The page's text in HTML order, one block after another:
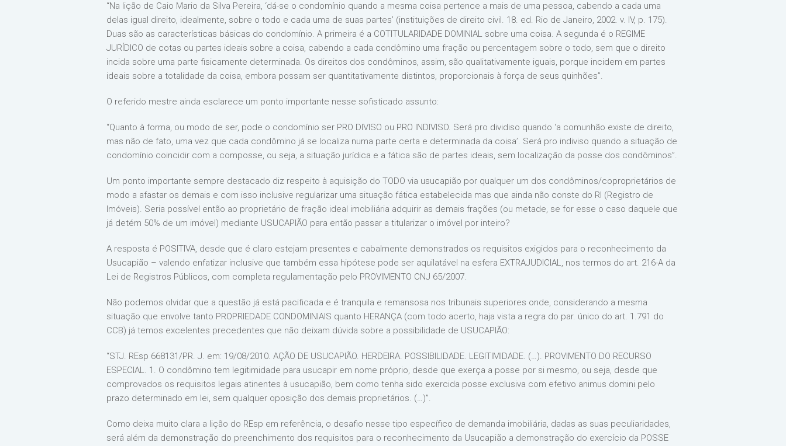
“Na lição de Caio Mario da Silva Pereira, ‘dá-se o condomínio quando a mesma coisa pertence a mais de uma pessoa, cabendo a cada uma
delas igual direito, idealmente, sobre o todo e cada uma de suas partes’ (instituições de direito civil. 18. ed. Rio de Janeiro, 2002. v. IV, p. 175).
Duas são as características básicas do condomínio. A primeira é a COTITULARIDADE DOMINIAL sobre uma coisa. A segunda é o REGIME
JURÍDICO de cotas ou partes ideais sobre a coisa, cabendo a cada condômino uma fração ou percentagem sobre o todo, sem que o direito
incida sobre uma parte fisicamente determinada. Os direitos dos condôminos, assim, são qualitativamente iguais, porque incidem em partes
ideais sobre a totalidade da coisa, embora possam ser quantitativamente distintos, proporcionais à força de seus quinhões”.
O referido mestre ainda esclarece um ponto importante nesse sofisticado assunto:
“Quanto à forma, ou modo de ser, pode o condomínio ser PRO DIVISO ou PRO INDIVISO. Será pro dividiso quando ‘a comunhão existe de direito,
mas não de fato, uma vez que cada condômino já se localiza numa parte certa e determinada da coisa’. Será pro indiviso quando a situação de
condomínio coincidir com a composse, ou seja, a situação jurídica e a fática são de partes ideais, sem localização da posse dos condôminos”.
Um ponto importante sempre destacado diz respeito à aquisição do TODO via usucapião por qualquer um dos condôminos/coproprietários de
modo a afastar os demais e com isso inclusive regularizar uma situação fática estabelecida mas que ainda não conste do RI (Registro de
Imóveis). Seria possível então ao proprietário de fração ideal imobiliária adquirir as demais frações (ou metade, se for esse o caso daquele que
já detém 50% de um imóvel) mediante USUCAPIÃO para então passar a titularizar o imóvel por inteiro?
A resposta é POSITIVA, desde que é claro estejam presentes e cabalmente demonstrados os requisitos exigidos para o reconhecimento da
Usucapião – valendo enfatizar inclusive que também essa hipótese pode ser aquilatável na esfera EXTRAJUDICIAL, nos termos do art. 216-A da
Lei de Registros Públicos, com completa regulamentação pelo PROVIMENTO CNJ 65/2007.
Não podemos olvidar que a questão já está pacificada e é tranquila e remansosa nos tribunais superiores onde, considerando a mesma
situação que envolve tanto PROPRIEDADE CONDOMINIAIS quanto HERANÇA (com todo acerto, haja vista a regra do par. único do art. 1.791 do
CCB) já temos excelentes precedentes que não deixam dúvida sobre a possibilidade de USUCAPIÃO:
“STJ. REsp 668131/PR. J. em: 19/08/2010. AÇÃO DE USUCAPIÃO. HERDEIRA. POSSIBILIDADE. LEGITIMIDADE. (…). PROVIMENTO DO RECURSO
ESPECIAL. 1. O condômino tem legitimidade para usucapir em nome próprio, desde que exerça a posse por si mesmo, ou seja, desde que
comprovados os requisitos legais atinentes à usucapião, bem como tenha sido exercida posse exclusiva com efetivo animus domini pelo
prazo determinado em lei, sem qualquer oposição dos demais proprietários. (…)”.
Como deixa muito clara a lição do REsp em referência, o desafio nesse tipo específico de demanda imobiliária, dadas as suas peculiaridades,
será além da demonstração do preenchimento dos requisitos para o reconhecimento da Usucapião a demonstração do exercício da POSSE